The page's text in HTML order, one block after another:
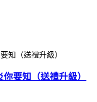
要知（送禮升級）